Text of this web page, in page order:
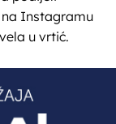
Instagramu
u vrtić.